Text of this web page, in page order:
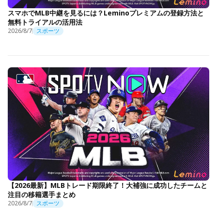
スマホでMLB中継を見るには？Leminoプレミアムの登録方法と
無料トライアルの活用法
2026/8/7 スポーツ
【2026最新】MLBトレード期限終了！大補強に成功したチームと
注目の移籍選手まとめ
2026/8/7 スポーツ